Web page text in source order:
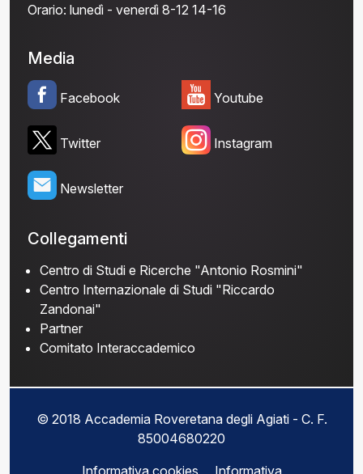
Orario: lunedì - venerdì 8-12 14-16
Media
Facebook
Twitter
Newsletter
Youtube
Instagram
Collegamenti
Centro di Studi e Ricerche "Antonio Rosmini"
Centro Internazionale di Studi "Riccardo
Zandonai"
Partner
Comitato Interaccademico
© 2018 Accademia Roveretana degli Agiati - C. F.
85004680220